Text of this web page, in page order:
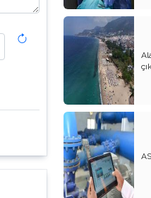
Denetimsiz
Torosların
Atalay
darbesidir!..
CHP’de ne
Eğitim
Önerileri